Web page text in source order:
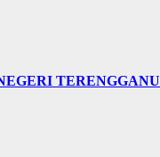
TERENGGANU